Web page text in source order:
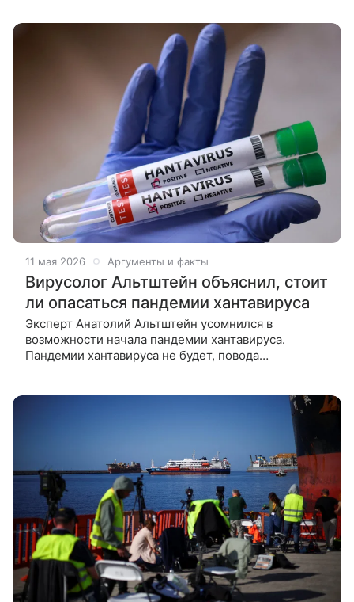
11 мая 2026 Аргументы и факты
Вирусолог Альтштейн объяснил, стоит
ли опасаться пандемии хантавируса
Эксперт Анатолий Альтштейн усомнился в
возможности начала пандемии хантавируса.
Пандемии хантавируса не будет, повода